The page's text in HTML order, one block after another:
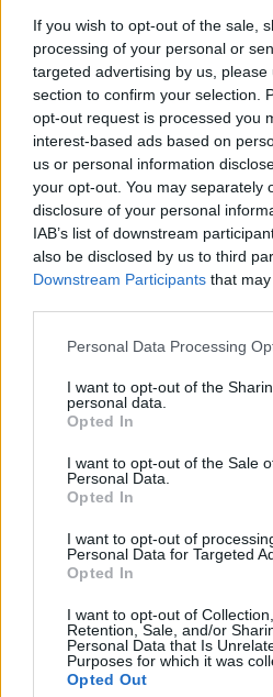
If you wish to opt-out of the sale,
processing of your personal or
targeted advertising by us,
section to confirm your selection.
opt-out request is processed you
interest-based ads based on
us or personal information
your opt-out. You may separately
disclosure of your personal
IAB’s list of downstream
also be disclosed by us to third
Downstream Participants that
Please note that this website/app
not limited to your visit or usage
grant or deny consent to Google
use your data for below specified
consent section.
Personal Data Processing
I want to opt-out of the
personal data.
Opted In
I want to opt-out of the Sale
Personal Data.
Opted In
I want to opt-out of
Personal Data for Targeted
Opted In
I want to opt-out of
Retention, Sale, and/or
Personal Data that Is
Purposes for which it was
Opted Out
a teendőkön - na meg az
esszük magunkat örökké
fogást hozok a blogra, ami
látványos, finom - és
könnyed gyöngyözőbor…
Chile Relleno -
poblano
Húsimádó•2018. október 09.
A chile relleno ( kiejtése: [tʃile
"töltött chile " ) egy
amely Puebla városából